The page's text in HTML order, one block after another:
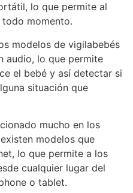
lo que permite al
todo momento.
modelos de vigilabebés
audio, lo que permite
el bebé y así detectar si
situación que
mucho en los
modelos que
lo que permite a los
cualquier lugar del
o tablet.